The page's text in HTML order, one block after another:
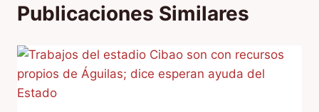
Publicaciones Similares